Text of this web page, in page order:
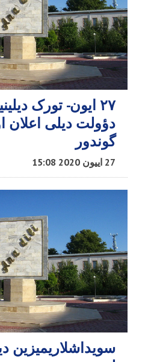
۲۷ ایون- تورک
دؤولت دیلی اعلان
گوندور
27 اییون 2020 15:08
سویداشلاریمیزین